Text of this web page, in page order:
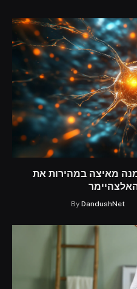
מאיצה במהירות את
By DandushNet